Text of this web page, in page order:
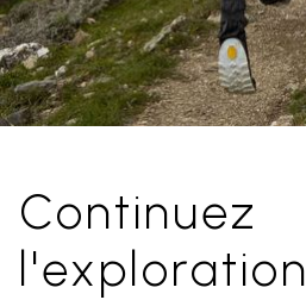
Continuez
l'exploration